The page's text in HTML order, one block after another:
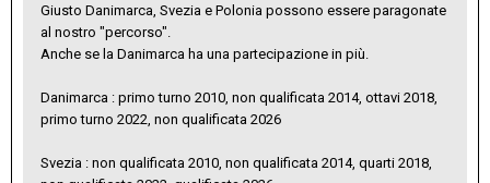
Giusto Danimarca, Svezia e Polonia possono essere paragonate
al nostro "percorso".
Anche se la Danimarca ha una partecipazione in più.
Danimarca : primo turno 2010, non qualificata 2014, ottavi 2018,
primo turno 2022, non qualificata 2026
Svezia : non qualificata 2010, non qualificata 2014, quarti 2018,